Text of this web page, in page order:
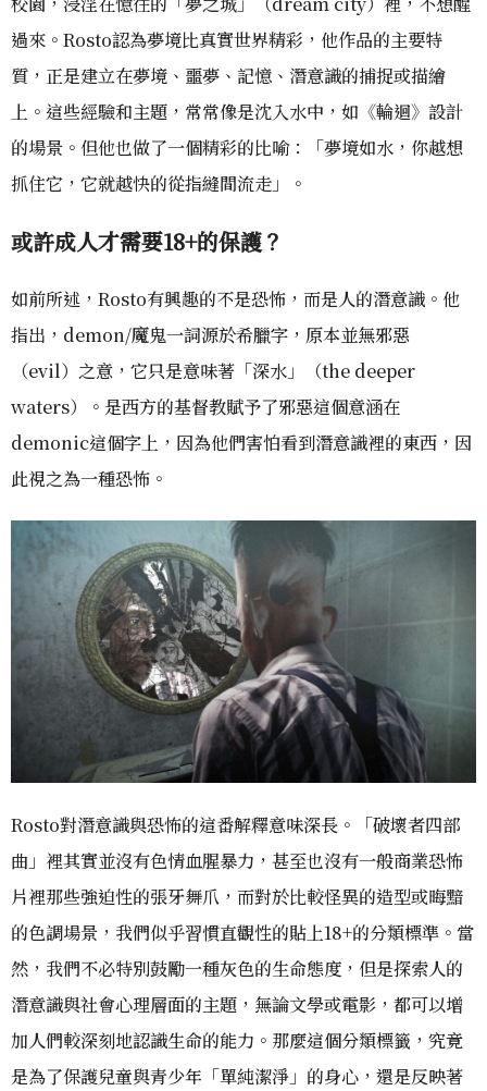
過來。Rosto認為夢境比真實世界精彩，他作品的主要特
質，正是建立在夢境、噩夢、記憶、潛意識的捕捉或描繪
上。這些經驗和主題，常常像是沈入水中，如《輪迴》設計
的場景。但他也做了一個精彩的比喻：「夢境如水，你越想
抓住它，它就越快的從指縫間流走」。
或許成人才需要18+的保護？
如前所述，Rosto有興趣的不是恐怖，而是人的潛意識。他
指出，demon/魔鬼一詞源於希臘字，原本並無邪惡
（evil）之意，它只是意味著「深水」（the deeper
waters）。是西方的基督教賦予了邪惡這個意涵在
demonic這個字上，因為他們害怕看到潛意識裡的東西，因
此視之為一種恐怖。
Rosto對潛意識與恐怖的這番解釋意味深長。「破壞者四部
曲」裡其實並沒有色情血腥暴力，甚至也沒有一般商業恐怖
片裡那些強迫性的張牙舞爪，而對於比較怪異的造型或晦黯
的色調場景，我們似乎習慣直觀性的貼上18+的分類標準。當
然，我們不必特別鼓勵一種灰色的生命態度，但是探索人的
潛意識與社會心理層面的主題，無論文學或電影，都可以增
加人們較深刻地認識生命的能力。那麼這個分類標籤，究竟
是為了保護兒童與青少年「單純潔淨」的身心，還是反映著